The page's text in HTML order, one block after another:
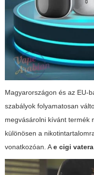
Magyarországon és az EU-
szabályok folyamatosan
megvásárolni kívánt termék
különösen a
vonatkozóan. Ae cigi vatera